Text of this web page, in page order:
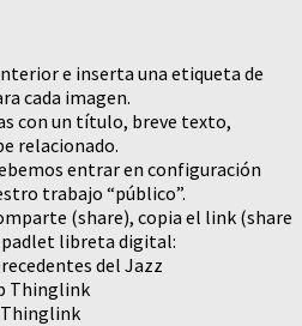
e inserta una etiqueta de
cada imagen.
con un título, breve texto,
relacionado.
entrar en configuración
trabajo “público”.
(share), copia el link (share
libreta digital:
del Jazz
Thinglink
Thinglink